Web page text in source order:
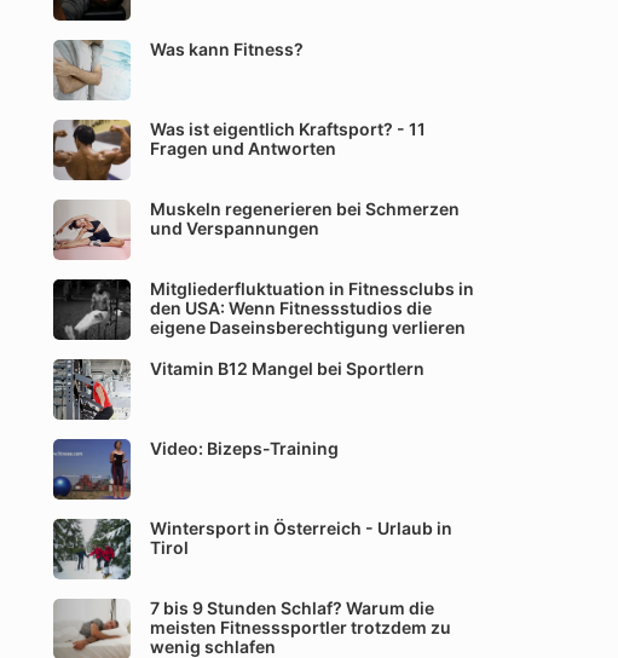
Was kann Fitness?
Was ist eigentlich Kraftsport? - 11
Fragen und Antworten
Muskeln regenerieren bei Schmerzen
und Verspannungen
Mitgliederfluktuation in Fitnessclubs in
den USA: Wenn Fitnessstudios die
eigene Daseinsberechtigung verlieren
Vitamin B12 Mangel bei Sportlern
Video: Bizeps-Training
Wintersport in Österreich - Urlaub in
Tirol
7 bis 9 Stunden Schlaf? Warum die
meisten Fitnesssportler trotzdem zu
wenig schlafen